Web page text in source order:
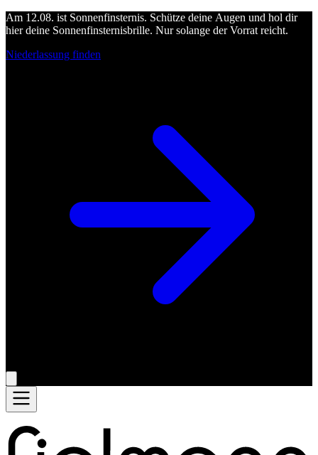
Am 12.08. ist Sonnenfinsternis. Schütze deine Augen und hol dir
hier deine Sonnenfinsternisbrille. Nur solange der Vorrat reicht.
Niederlassung finden